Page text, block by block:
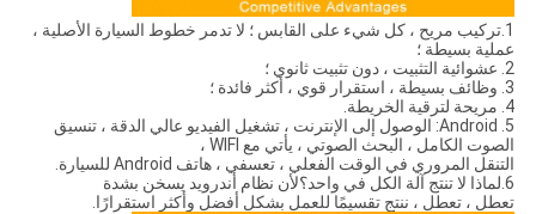
1.تركيب مريح ، كل شيء على القابس ؛ لا تدمر خطوط السيارة الأصلية ،
عملية بسيطة ؛
2. عشوائية التثبيت ، دون تثبيت ثانوي ؛
3. وظائف بسيطة ، استقرار قوي ، أكثر فائدة ؛
4. مريحة لترقية الخريطة.
5. Android: الوصول إلى الإنترنت ، تشغيل الفيديو عالي الدقة ، تنسيق
الصوت الكامل ، البحث الصوتي ، يأتي مع WIFI ،
التنقل المروري في الوقت الفعلي ، تعسفي ، هاتف Android للسيارة.
6.لماذا لا تنتج آلة الكل في واحد؟لأن نظام أندرويد يسخن بشدة
تعطل ، تعطل ، ننتج تقسيمًا للعمل بشكل أفضل وأكثر استقرارًا.